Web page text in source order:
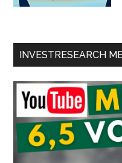
INVESTRESEARCH